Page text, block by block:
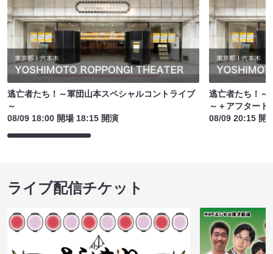
逃亡者たち！～軍団山本スペシャルコントライブ
～
08/09 18:00 開場 18:15 開演
逃亡者たち！～
～＋アフタート
08/09 20:15 開
ライブ配信チケット